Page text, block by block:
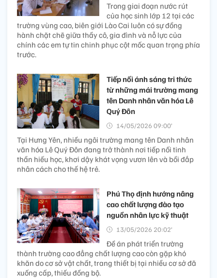
Trong giai đoạn nước rút
của học sinh lớp 12 tại các
trường vùng cao, biên giới Lào Cai luôn có sự đồng
hành chặt chẽ giữa thầy cô, gia đình và nỗ lực của
chính các em tự tin chinh phục cột mốc quan trọng phía
trước.
Tiếp nối ánh sáng tri thức
từ những mái trường mang
tên Danh nhân văn hóa Lê
Quý Đôn
14/05/2026 09:00’
Tại Hưng Yên, nhiều ngôi trường mang tên Danh nhân
văn hóa Lê Quý Đôn đang trở thành nơi tiếp nối tinh
thần hiếu học, khơi dậy khát vọng vươn lên và bồi đắp
nhân cách cho thế hệ trẻ.
Phú Thọ định hướng nâng
cao chất lượng đào tạo
nguồn nhân lực kỹ thuật
13/05/2026 20:02’
Đề án phát triển trường
thành trường cao đẳng chất lượng cao còn gặp khó
khăn do cơ sở vật chất, trang thiết bị tại nhiều cơ sở đã
xuống cấp, thiếu đồng bộ.